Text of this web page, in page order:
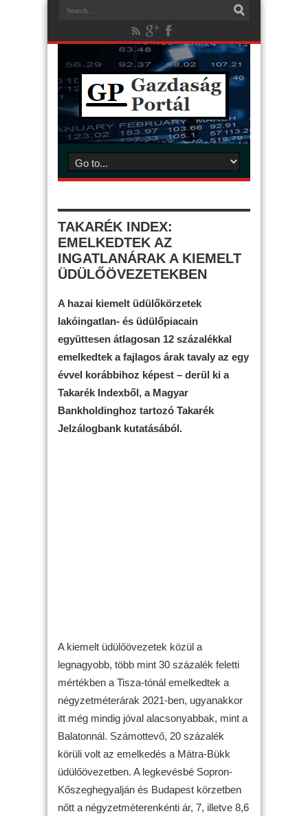
TAKARÉK INDEX:
EMELKEDTEK AZ
INGATLANÁRAK A KIEMELT
ÜDÜLŐÖVEZETEKBEN
A hazai kiemelt üdülőkörzetek
lakóingatlan- és üdülőpiacain
együttesen átlagosan 12 százalékkal
emelkedtek a fajlagos árak tavaly az egy
évvel korábbihoz képest – derül ki a
Takarék Indexből, a Magyar
Bankholdinghoz tartozó Takarék
Jelzálogbank kutatásából.
A kiemelt üdülőövezetek közül a
legnagyobb, több mint 30 százalék feletti
mértékben a Tisza-tónál emelkedtek a
négyzetméterárak 2021-ben, ugyanakkor
itt még mindig jóval alacsonyabbak, mint a
Balatonnál. Számottevő, 20 százalék
körüli volt az emelkedés a Mátra-Bükk
üdülőövezetben. A legkevésbé Sopron-
Kőszeghegyalján és Budapest körzetben
nőtt a négyzetméterenkénti ár, 7, illetve 8,6